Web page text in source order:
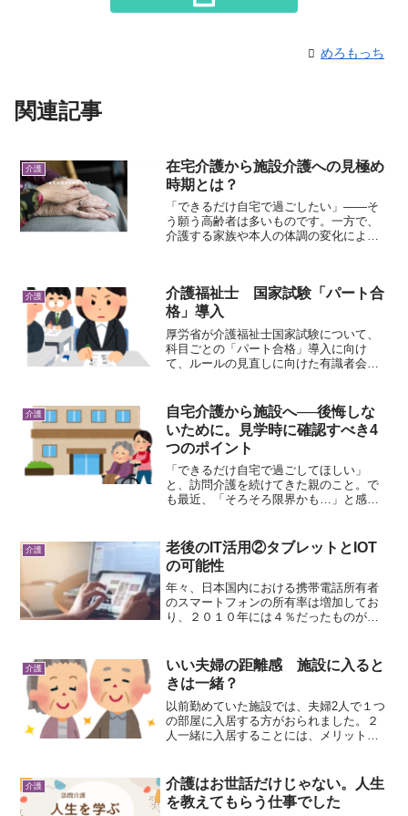
めろもっち
関連記事
介護
在宅介護から施設介護への見極め
時期とは？
「できるだけ自宅で過ごしたい」――そ
う願う高齢者は多いものです。一方で、
介護する家族や本人の体調の変化によっ
がら、在宅介護から施設介...
介護
介護福祉士 国家試験「パート合
格」導入
厚労省が介護福祉士国家試験について、
科目ごとの「パート合格」導入に向け
て、ルールの見直しに向けた有識者会議
検討しているとのこと。まさに働きなが
ら資格を目指している私にと...
介護
自宅介護から施設へ──後悔しな
いために。見学時に確認すべき4
つのポイント
「できるだけ自宅で過ごしてほしい」
と、訪問介護を続けてきた親のこと。で
も最近、「そろそろ限界かも…」と感じ
じ、施設入所を考える時期は、どのご家
庭にもいつか訪れます。そんな...
介護
老後のIT活用②タブレットとIOT
の可能性
年々、日本国内における携帯電話所有者
のスマートフォンの所有率は増加してお
り、２０１０年には４％だったものが、
かせないものになるでしょう。現在は小
学校、中学校でも一人...
介護
いい夫婦の距離感 施設に入ると
きは一緒？
以前勤めていた施設では、夫婦2人で１つ
の部屋に入居する方がおられました。２
人一緒に入居することには、メリットと
屋は、１人２部屋より費用的に安く済
む。 ２人一緒だと安心...
介護
介護はお世話だけじゃない。人生
を教えてもらう仕事でした